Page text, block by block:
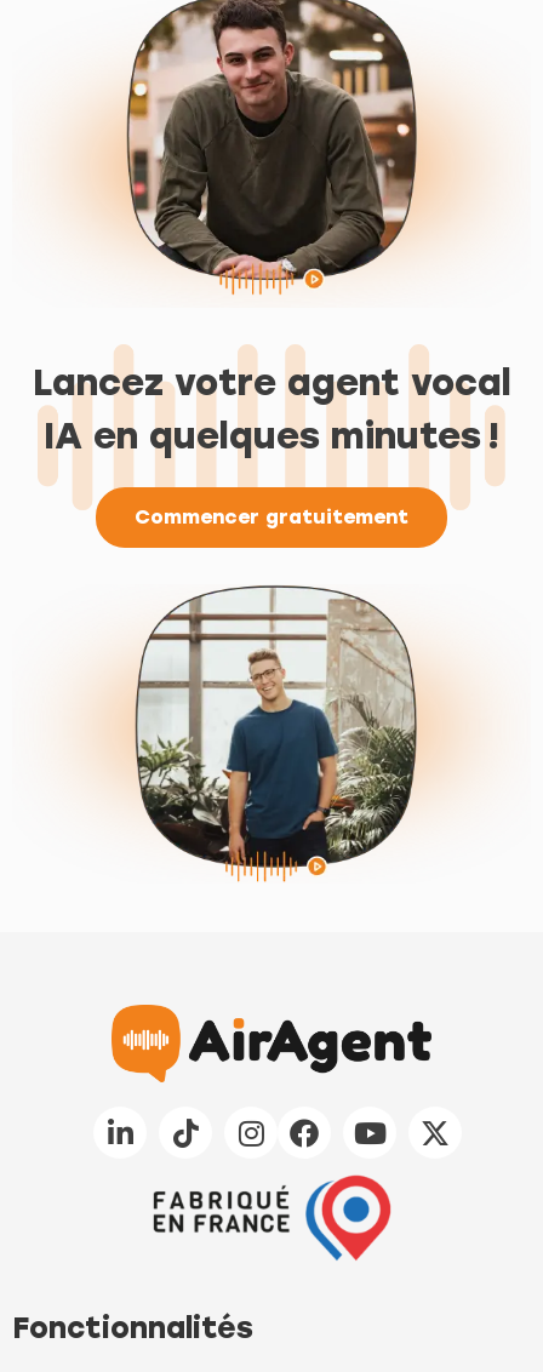
Lancez votre agent vocal
IA en quelques minutes !
Commencer gratuitement
Fonctionnalités